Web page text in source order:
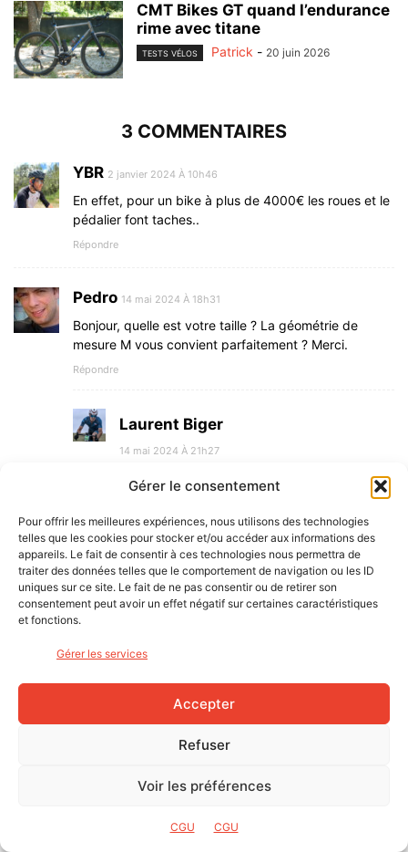
Gérer le consentement
Pour offrir les meilleures expériences, nous utilisons des technologies
telles que les cookies pour stocker et/ou accéder aux informations des
appareils. Le fait de consentir à ces technologies nous permettra de
traiter des données telles que le comportement de navigation ou les ID
uniques sur ce site. Le fait de ne pas consentir ou de retirer son
consentement peut avoir un effet négatif sur certaines caractéristiques
et fonctions.
Gérer les services
Accepter
Refuser
Voir les préférences
CGU CGU
CMT Bikes GT quand l’endurance
rime avec titane
TESTS VÉLOS Patrick - 20 juin 2026
3 COMMENTAIRES
YBR 2 janvier 2024 À 10h46
En effet, pour un bike à plus de 4000€ les roues et le
pédalier font taches..
Répondre
Pedro 14 mai 2024 À 18h31
Bonjour, quelle est votre taille ? La géométrie de
mesure M vous convient parfaitement ? Merci.
Répondre
Laurent Biger
14 mai 2024 À 21h27
Bonjour Pedro, je fais 1m79 et 84cm en
entrejambes. Globalement, oui cela convenait
sur ce taille M… A bientôt.
Répondre
LAISSER UN COMMENTAIRE